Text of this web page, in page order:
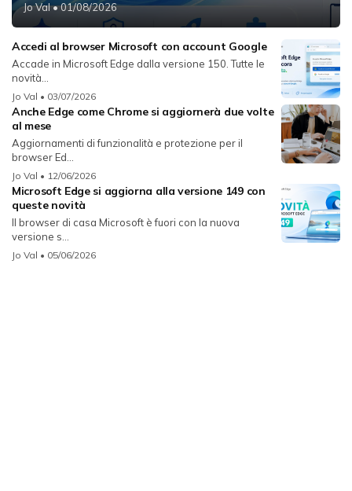
Jo Val• 01/08/2026
Accedi al browser Microsoft con account Google
Accade in Microsoft Edge dalla versione 150. Tutte le
novità...
Jo Val • 03/07/2026
Anche Edge come Chrome si aggiornerà due volte
al mese
Aggiornamenti di funzionalità e protezione per il
browser Ed...
Jo Val • 12/06/2026
Microsoft Edge si aggiorna alla versione 149 con
queste novità
Il browser di casa Microsoft è fuori con la nuova
versione s...
Jo Val • 05/06/2026